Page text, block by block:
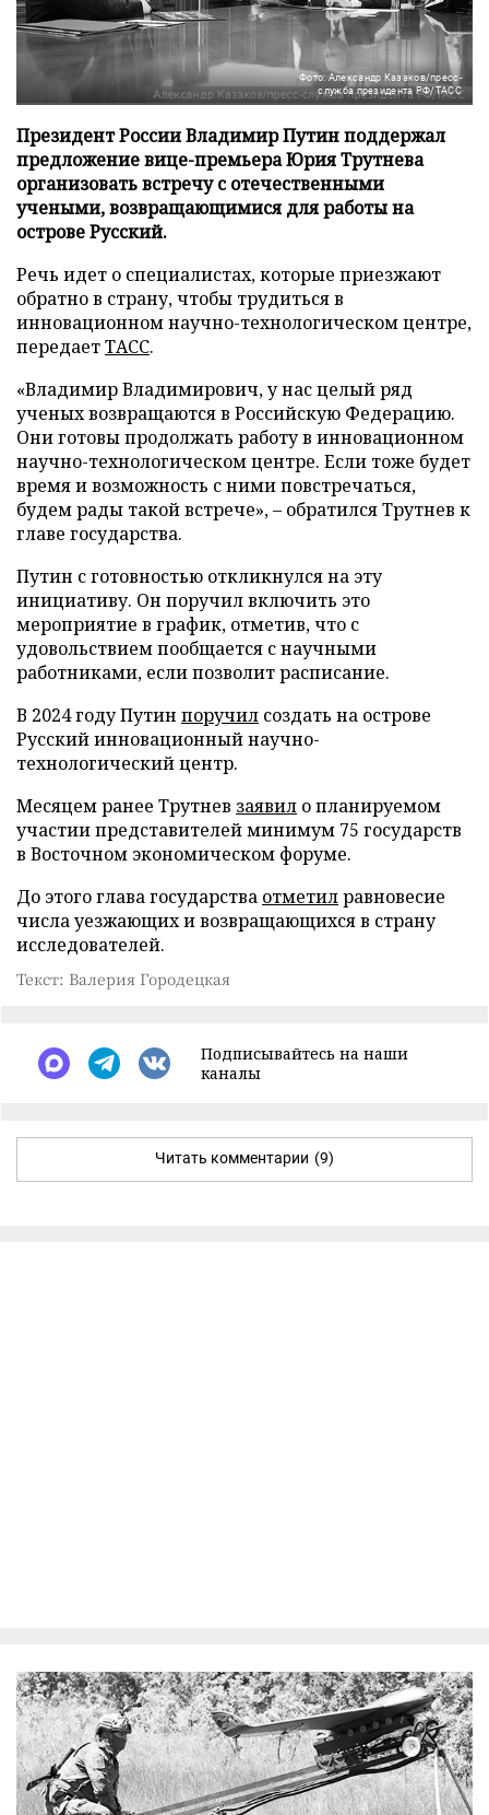
Фото: Александр Казаков/пресс-
служба президента РФ/ТАСС
Президент России Владимир Путин поддержал
предложение вице-премьера Юрия Трутнева
организовать встречу с отечественными
учеными, возвращающимися для работы на
острове Русский.
Речь идет о специалистах, которые приезжают
обратно в страну, чтобы трудиться в
инновационном научно-технологическом центре,
передаетТАСС.
«Владимир Владимирович, у нас целый ряд
ученых возвращаются в Российскую Федерацию.
Они готовы продолжать работу в инновационном
научно-технологическом центре. Если тоже будет
время и возможность с ними повстречаться,
будем рады такой встрече», – обратился Трутнев к
главе государства.
Путин с готовностью откликнулся на эту
инициативу. Он поручил включить это
мероприятие в график, отметив, что с
удовольствием пообщается с научными
работниками, если позволит расписание.
В 2024 году Путин поручил создать на острове
Русский инновационный научно-
технологический центр.
Месяцем ранее Трутнев заявил о планируемом
участии представителей минимум 75 государств
в Восточном экономическом форуме.
До этого глава государства отметилравновесие
числа уезжающих и возвращающихся в страну
исследователей.
Текст: Валерия Городецкая
Подписывайтесь на наши
каналы
Читать комментарии (9)